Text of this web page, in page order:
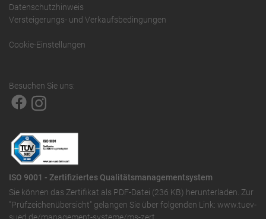
Datenschutzhinweis
Versteigerungs- und Verkaufsbedingungen
Cookie-Einstellungen
Besuchen Sie uns:
ISO 9001 - Zertifiziertes Qualitätsmanagementsystem
Sie können das Zertifikat als PDF-Datei (236 KB) herunterladen. Zur
"Prüfzeichenübersicht" gelangen Sie über folgenden Link: www.tuev-